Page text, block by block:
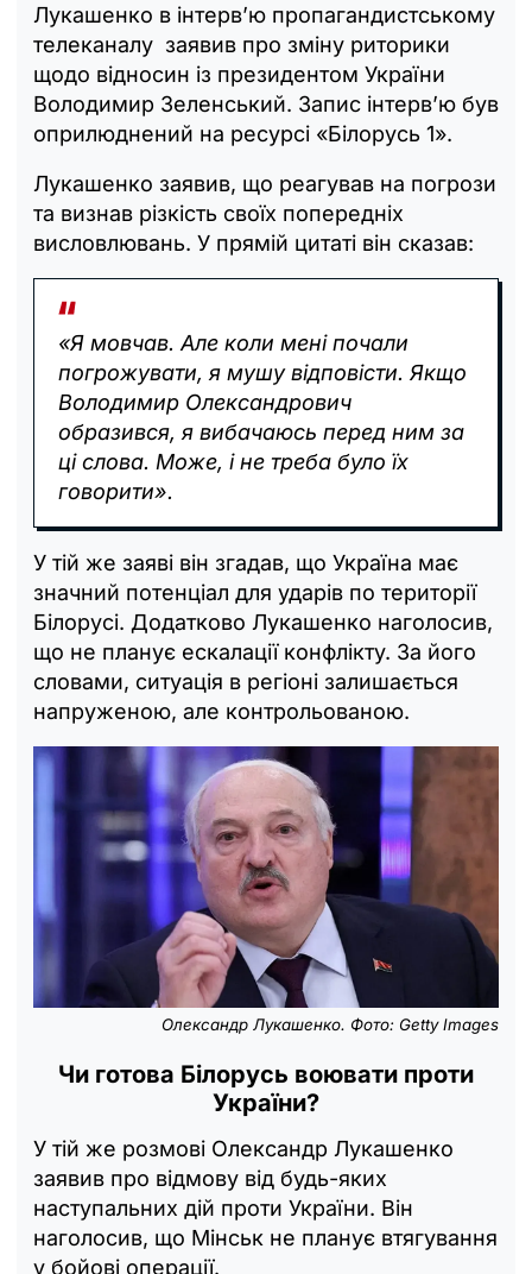
Лукашенко в інтерв’ю пропагандистському
телеканалу заявив про зміну риторики
щодо відносин із президентом України
Володимир Зеленський. Запис інтерв’ю був
оприлюднений на ресурсі «Білорусь 1».
Лукашенко заявив, що реагував на погрози
та визнав різкість своїх попередніх
висловлювань. У прямій цитаті він сказав:
«Я мовчав. Але коли мені почали
погрожувати, я мушу відповісти. Якщо
Володимир Олександрович
образився, я вибачаюсь перед ним за
ці слова. Може, і не треба було їх
говорити».
У тій же заяві він згадав, що Україна має
значний потенціал для ударів по території
Білорусі. Додатково Лукашенко наголосив,
що не планує ескалації конфлікту. За його
словами, ситуація в регіоні залишається
напруженою, але контрольованою.
Олександр Лукашенко. Фото: Getty Images
Чи готова Білорусь воювати проти
України?
У тій же розмові Олександр Лукашенко
заявив про відмову від будь-яких
наступальних дій проти України. Він
наголосив, що Мінськ не планує втягування
у бойові операції.